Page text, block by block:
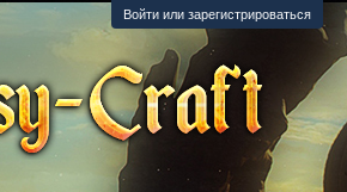
Войти или зарегистрироваться